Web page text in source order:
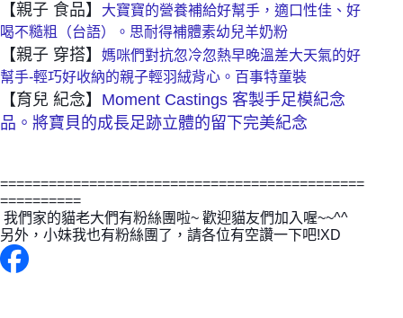
【親子 食品】
大寶寶的營養補給好幫手，適口性佳、好
喝不糙粗（台語）。思耐得補體素幼兒羊奶粉
【親子 穿搭】 媽咪們對抗忽冷忽熱早晚溫差大天氣的好
幫手-輕巧好收納的親子輕羽絨背心。百事特童裝
【育兒 紀念】 Moment Castings 客製手足模紀念
品。將寶貝的成長足跡立體的留下完美紀念
=============================================
==========
我們家的貓老大們有粉絲團啦~ 歡迎貓友們加入喔~~^^
另外，小妹我也有粉絲團了，請各位有空讚一下吧!XD